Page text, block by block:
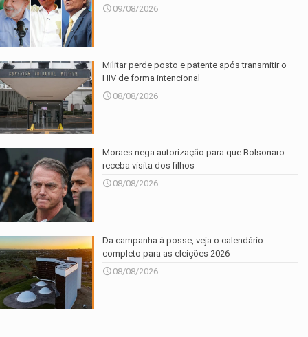
09/08/2026
Militar perde posto e patente após transmitir o
HIV de forma intencional
08/08/2026
Moraes nega autorização para que Bolsonaro
receba visita dos filhos
08/08/2026
Da campanha à posse, veja o calendário
completo para as eleições 2026
08/08/2026